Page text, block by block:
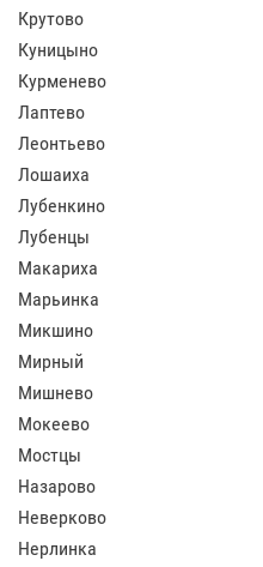
Крутово
Куницыно
Курменево
Лаптево
Леонтьево
Лошаиха
Лубенкино
Лубенцы
Макариха
Марьинка
Микшино
Мирный
Мишнево
Мокеево
Мостцы
Назарово
Неверково
Нерлинка